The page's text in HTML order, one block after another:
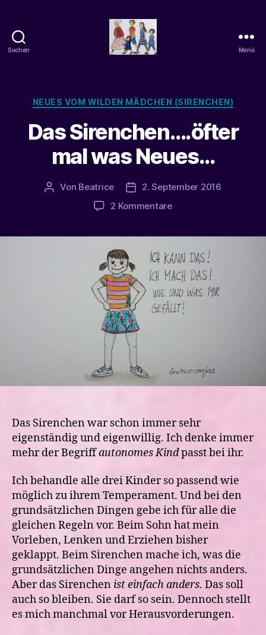
Suchen Menü
Kategorien
NEUES VOM WILDEN MÄDCHEN (SIRENCHEN)
Das Sirenchen….öfter
mal was Neues…
Beitragsautor
Von Beatrice Veröffentlichungsdatum
2. September 2016
2 Kommentarezu
was
Neues…
Das Sirenchen war schon immer sehr
eigenständig und eigenwillig. Ich denke immer
mehr der Begriffautonomes Kindpasst bei ihr.
Ich behandle alle drei Kinder so passend wie
möglich zu ihrem Temperament. Und bei den
grundsätzlichen Dingen gebe ich für alle die
gleichen Regeln vor. Beim Sohn hat mein
Vorleben, Lenken und Erziehen bisher
geklappt. Beim Sirenchen mache ich, was die
grundsätzlichen Dinge angehen nichts anders.
Aber das Sirenchen ist einfach anders. Das soll
auch so bleiben. Sie darf so sein. Dennoch stellt
es mich manchmal vor Herausvorderungen.